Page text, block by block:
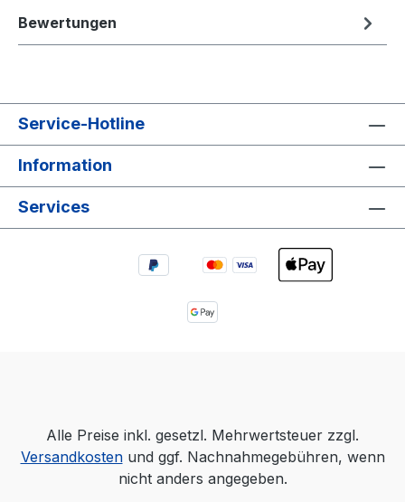
Bewertungen
Service-Hotline
Information
Services
Alle Preise inkl. gesetzl. Mehrwertsteuer zzgl.
Versandkostenund ggf. Nachnahmegebühren, wenn
nicht anders angegeben.